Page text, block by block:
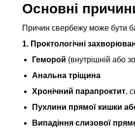
Основні
Причин свербежу може бути
1. Проктологічні
Геморой (внутрішній або
Анальна тріщина
Хронічний парапроктит,
Пухлини прямої кишки
Випадіння слизової